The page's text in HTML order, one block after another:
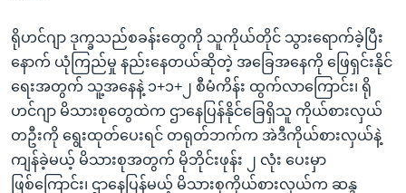
ရိုဟင်ဂျာ ဒုက္ခသည်စခန်းတွေကို သူကိုယ်တိုင် သွားရောက်ခဲ့ပြီး
နောက် ယုံကြည်မှု နည်းနေတယ်ဆိုတဲ့ အခြေအနေကို ဖြေရှင်းနိုင်
ရေးအတွက် သူ့အနေနဲ့ ၁+၁+၂ စီမံကိန်း ထွက်လာကြောင်း၊ ရို
ဟင်ဂျာ မိသားစုတွေထဲက ဌာနေပြန်နိုင်ခြေရှိသူ ကိုယ်စားလှယ်
တဦးကို ရွေးထုတ်ပေးရင် တရုတ်ဘက်က အဲဒီကိုယ်စားလှယ်နဲ့
ကျန်ခဲ့မယ့် မိသားစုအတွက် မိုဘိုင်းဖုန်း ၂ လုံး ပေးမှာ
ဖြစ်ကြောင်း၊ ဌာနေပြန်မယ့် မိသားစုကိုယ်စားလှယ်က ဆန္ဒ